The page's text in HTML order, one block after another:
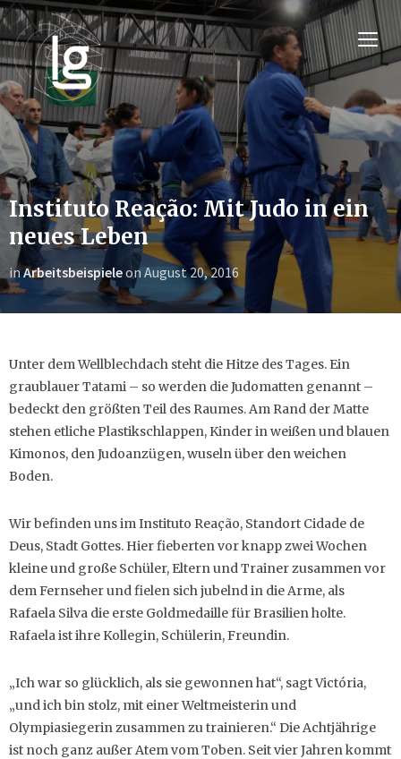
Instituto Reação: Mit Judo in ein
neues Leben
inArbeitsbeispieleonAugust 20, 2016
Unter dem Wellblechdach steht die Hitze des Tages. Ein
graublauer Tatami – so werden die Judomatten genannt –
bedeckt den größten Teil des Raumes. Am Rand der Matte
stehen etliche Plastikschlappen, Kinder in weißen und blauen
Kimonos, den Judoanzügen, wuseln über den weichen
Boden.
Wir befinden uns im Instituto Reação, Standort Cidade de
Deus, Stadt Gottes. Hier fieberten vor knapp zwei Wochen
kleine und große Schüler, Eltern und Trainer zusammen vor
dem Fernseher und fielen sich jubelnd in die Arme, als
Rafaela Silva die erste Goldmedaille für Brasilien holte.
Rafaela ist ihre Kollegin, Schülerin, Freundin.
„Ich war so glücklich, als sie gewonnen hat“, sagt Victória,
„und ich bin stolz, mit einer Weltmeisterin und
Olympiasiegerin zusammen zu trainieren.“ Die Achtjährige
ist noch ganz außer Atem vom Toben. Seit vier Jahren kommt